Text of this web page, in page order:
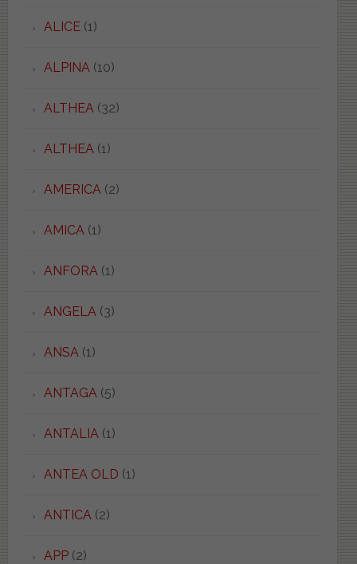
ALICE(1)
ALPINA (10)
ALTHEA (32)
ALTHEA (1)
AMERICA (2)
AMICA (1)
ANFORA (1)
ANGELA (3)
ANSA (1)
ANTAGA (5)
ANTALIA (1)
ANTEA OLD (1)
ANTICA (2)
APP(2)